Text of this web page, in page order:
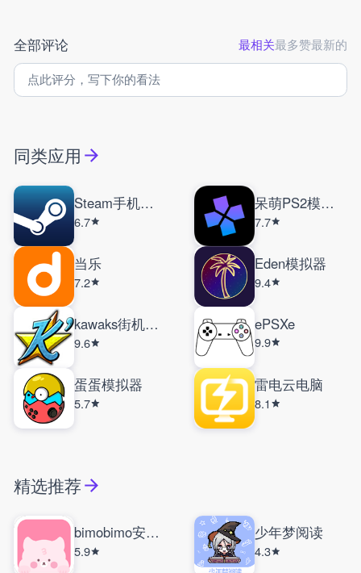
全部评论 最相关最多赞最新的
同类应用
Steam手机令牌
6.7
呆萌PS2模拟器
7.7
当乐
7.2
Eden模拟器
9.4
kawaks街机模拟器
9.6
ePSXe
9.9
蛋蛋模拟器
5.7
雷电云电脑
8.1
精选推荐
bimobimo安卓版
5.9
少年梦阅读
4.3